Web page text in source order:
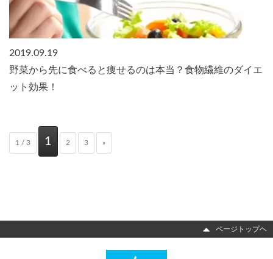
2019.09.19
野菜から先に食べると痩せるのは本当？食物繊維のダイエ
ット効果！
1 / 3 1 2 3 »
ページトップヘ